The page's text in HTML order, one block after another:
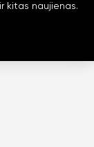
kitas naujienas.